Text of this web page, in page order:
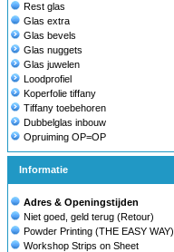
Rest glas
Glas extra
Glas bevels
Glas nuggets
Glas juwelen
Loodprofiel
Koperfolie tiffany
Tiffany toebehoren
Dubbelglas inbouw
Opruiming OP=OP
Informatie
Adres & Openingstijden
Niet goed, geld terug (Retour)
Powder Printing (THE EASY WAY)
Workshop Strips on Sheet